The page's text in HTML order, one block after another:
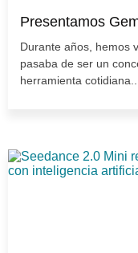
Presentamos
Durante años, hemos
pasaba de ser un
herramienta cotidiana....